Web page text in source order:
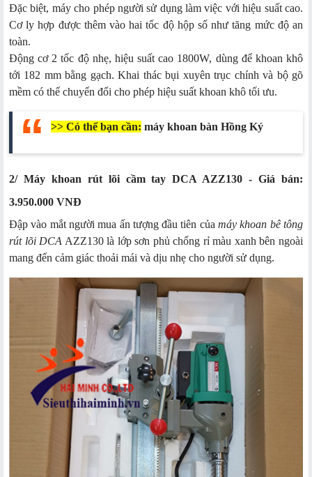
Đặc biệt, máy cho phép người sử dụng làm việc với hiệu suất cao.
Cơ ly hợp được thêm vào hai tốc độ hộp số như tăng mức độ an
toàn.
Động cơ 2 tốc độ nhẹ, hiệu suất cao 1800W, dùng để khoan khô
tới 182 mm bằng gạch. Khai thác bụi xuyên trục chính và bộ gõ
mềm có thể chuyển đổi cho phép hiệu suất khoan khô tối ưu.
>> Có thể bạn cần: máy khoan bàn Hồng Ký
2/ Máy khoan rút lõi cầm tay DCA AZZ130 - Giá bán:
3.950.000 VNĐ
Đập vào mắt người mua ấn tượng đầu tiên củamáy khoan bê tông
rút lõi DCA AZZ130 là lớp sơn phủ chống rỉ màu xanh bên ngoài
mang đến cảm giác thoải mái và dịu nhẹ cho người sử dụng.